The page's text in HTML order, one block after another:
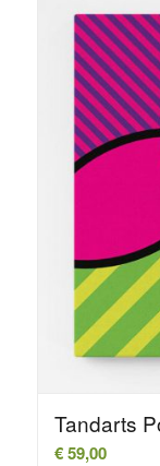
Tandarts
€59,00